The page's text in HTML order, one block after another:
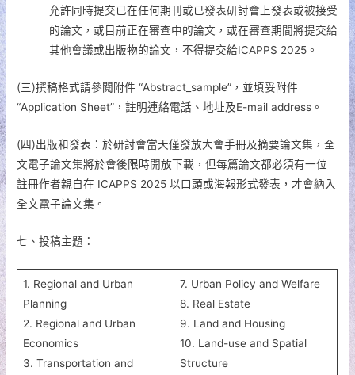
允許同時提交已在任何期刊或已發表研討會上發表或被接受
的論文，或目前正在審查中的論文，或在審查期間將提交給
其他會議或出版物的論文，不得提交給ICAPPS 2025。
(三)撰稿格式請參閱附件 “Abstract_sample”，並填妥附件
“Application Sheet”，註明連絡電話、地址及E-mail address。
(四)出版和發表：於研討會當天僅發放大會手冊及摘要論文集，全
文電子論文集將於會後限時開放下載，但每篇論文都必須有一位
註冊作者親自在 ICAPPS 2025 以口頭或海報形式發表，才會納入
全文電子論文集。
七、投稿主題：
1. Regional and Urban
Planning
2. Regional and Urban
Economics
3. Transportation and
7. Urban Policy and Welfare
8. Real Estate
9. Land and Housing
10. Land-use and Spatial
Structure